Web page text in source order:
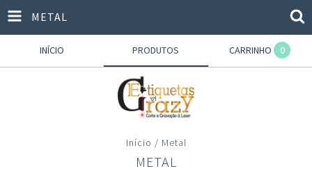
METAL
INÍCIO PRODUTOS CARRINHO 0
Início / Metal
METAL